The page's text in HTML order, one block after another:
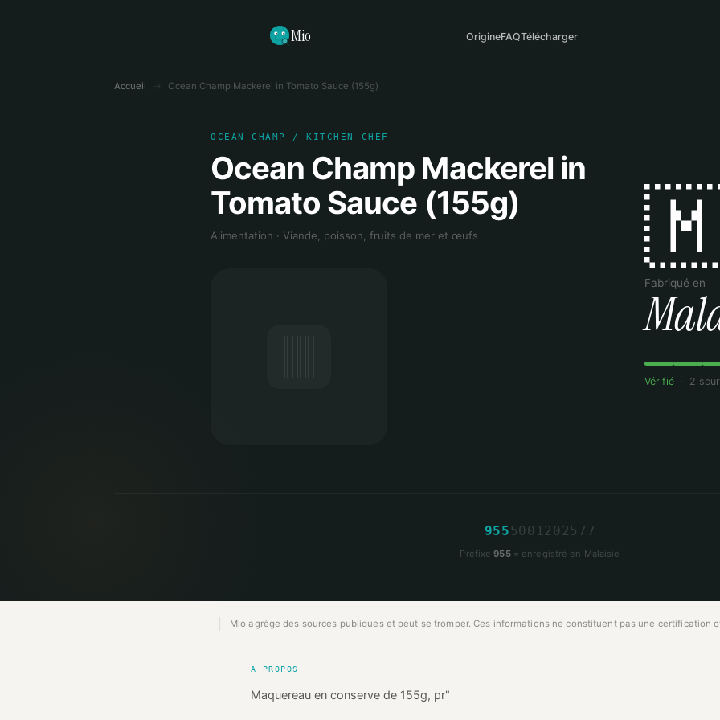
Mio OrigineFAQTélécharger
Accueil Ocean Champ Mackerel in Tomato Sauce (155g)
OCEAN CHAMP / KITCHEN CHEF
Ocean Champ Mackerel in
Tomato Sauce (155g)
Alimentation · Viande, poisson, fruits de mer et œufs
Fabriqué en
Vérifié 2
955 50 0 12 0 2 5 7 7
Préfixe955= enregistré en Malaisie
Mio agrège des sources publiques et peut se tromper. Ces informations ne constituent pas une certification
À PROPOS
Maquereau en conserve de 155g, pr"